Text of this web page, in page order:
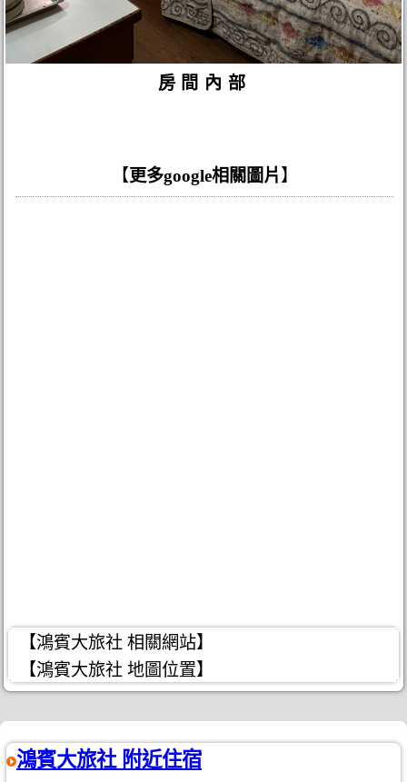
房間內部
【更多google相關圖片 】
【鴻賓大旅社 相關網站】
【鴻賓大旅社 地圖位置】
鴻賓大旅社 附近住宿